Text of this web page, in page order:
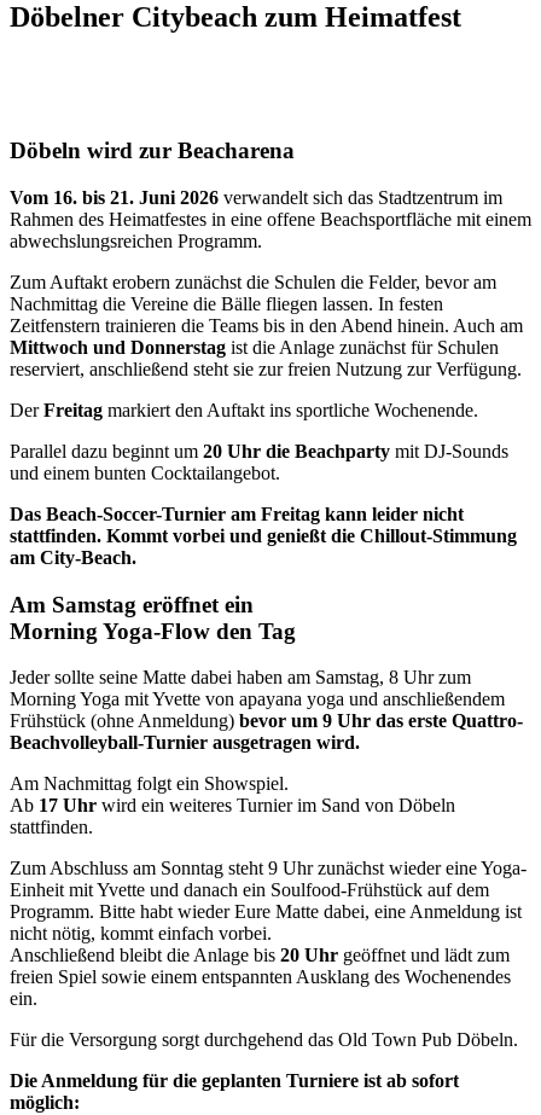
Döbelner Citybeach zum Heimatfest
Döbeln wird zur Beacharena
Vom 16. bis 21. Juni 2026 verwandelt sich das Stadtzentrum im
Rahmen des Heimatfestes in eine offene Beachsportfläche mit einem
abwechslungsreichen Programm.
Zum Auftakt erobern zunächst die Schulen die Felder, bevor am
Nachmittag die Vereine die Bälle fliegen lassen. In festen
Zeitfenstern trainieren die Teams bis in den Abend hinein. Auch am
Mittwoch und Donnerstag ist die Anlage zunächst für Schulen
reserviert, anschließend steht sie zur freien Nutzung zur Verfügung.
DerFreitag markiert den Auftakt ins sportliche Wochenende.
Parallel dazu beginnt um 20 Uhr die Beachparty mit DJ-Sounds
und einem bunten Cocktailangebot.
Das Beach-Soccer-Turnier am Freitag kann leider nicht
stattfinden. Kommt vorbei und genießt die Chillout-Stimmung
am City-Beach.
Am Samstag eröffnet ein
Morning Yoga-Flow den Tag
Jeder sollte seine Matte dabei haben am Samstag, 8 Uhr zum
Morning Yoga mit Yvette von apayana yoga und anschließendem
Frühstück (ohne Anmeldung) bevor um 9 Uhr das erste Quattro-
Beachvolleyball-Turnier ausgetragen wird.
Am Nachmittag folgt ein Showspiel.
Ab 17 Uhr wird ein weiteres Turnier im Sand von Döbeln
stattfinden.
Zum Abschluss am Sonntag steht 9 Uhr zunächst wieder eine Yoga-
Einheit mit Yvette und danach ein Soulfood-Frühstück auf dem
Programm. Bitte habt wieder Eure Matte dabei, eine Anmeldung ist
nicht nötig, kommt einfach vorbei.
Anschließend bleibt die Anlage bis 20 Uhr geöffnet und lädt zum
freien Spiel sowie einem entspannten Ausklang des Wochenendes
ein.
Für die Versorgung sorgt durchgehend das Old Town Pub Döbeln.
Die Anmeldung für die geplanten Turniere ist ab sofort
möglich: